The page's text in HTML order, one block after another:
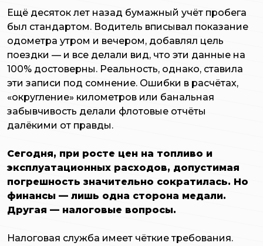
Ещё десяток лет назад бумажный учёт пробега
был стандартом. Водитель вписывал показание
одометра утром и вечером, добавлял цель
поездки — и все делали вид, что эти данные на
100% достоверны. Реальность, однако, ставила
эти записи под сомнение. Ошибки в расчётах,
«округление» километров или банальная
забывчивость делали флотовые отчёты
далёкими от правды.
Сегодня, при росте цен на топливо и
эксплуатационных расходов, допустимая
погрешность значительно сократилась. Но
финансы — лишь одна сторона медали.
Другая — налоговые вопросы.
Налоговая служба имеет чёткие требования.